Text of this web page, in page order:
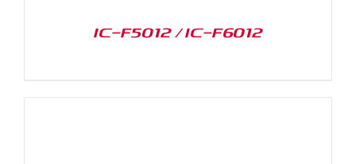
IC-F5012 / IC-F6012